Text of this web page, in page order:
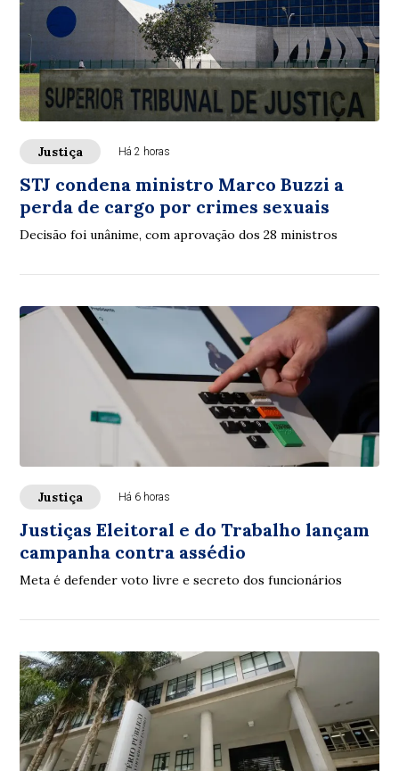
Justiça Há 2 horas
STJ condena ministro Marco Buzzi a
perda de cargo por crimes sexuais
Decisão foi unânime, com aprovação dos 28 ministros
Justiça Há 6 horas
Justiças Eleitoral e do Trabalho lançam
campanha contra assédio
Meta é defender voto livre e secreto dos funcionários